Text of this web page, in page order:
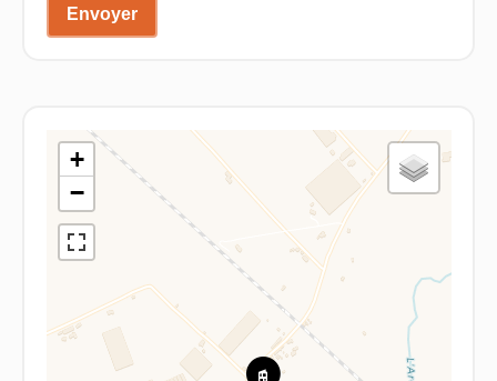
Envoyer
+
−